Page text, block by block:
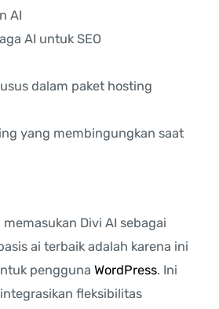
AI
AI untuk SEO
dalam paket hosting
yang membingungkan saat
Divi AI sebagai
ai terbaik adalah karena ini
pengguna WordPress. Ini
fleksibilitas